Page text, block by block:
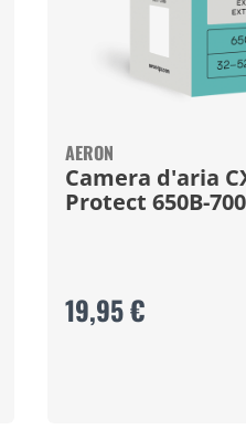
AERON
Camera d'aria CX/
Protect 650B-
19,95 €